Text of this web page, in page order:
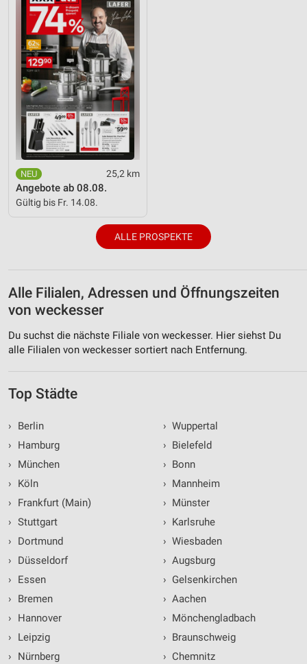
25,2 km
Angebote ab 08.08.
Gültig bis Fr. 14.08.
ALLE PROSPEKTE
Alle Filialen, Adressen und Öffnungszeiten
von weckesser
Du suchst die nächste Filiale von weckesser. Hier siehst Du
alle Filialen von weckesser sortiert nach Entfernung.
Top Städte
›
Berlin
›
Hamburg
›
München
›
Köln
›
Frankfurt (Main)
› Stuttgart
›
Dortmund
›
Düsseldorf
›
Essen
›
Bremen
›
Hannover
›
Leipzig
›
Nürnberg
› Wuppertal
› Bielefeld
› Bonn
› Mannheim
› Münster
› Karlsruhe
› Wiesbaden
› Augsburg
› Gelsenkirchen
› Aachen
› Mönchengladbach
› Braunschweig
› Chemnitz